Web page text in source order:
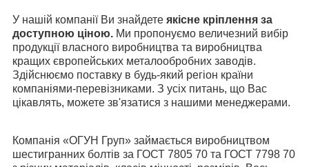
У нашій компанії Ви знайдете якісне кріплення за
доступною ціною. Ми пропонуємо величезний вибір
продукції власного виробництва та виробництва
кращих європейських металообробних заводів.
Здійснюємо поставку в будь-який регіон країни
компаніями-перевізниками. З усіх питань, що Вас
цікавлять, можете зв'язатися з нашими менеджерами.
Компанія «ОГУН Груп» займається виробництвом
шестигранних болтів за ГОСТ 7805 70 та ГОСТ 7798 70